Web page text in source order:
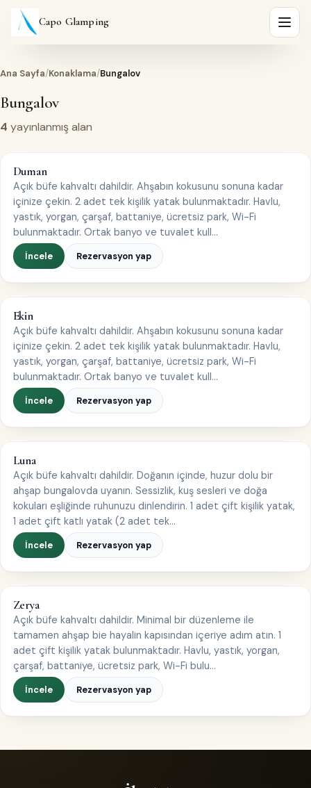
Capo Glamping
Ana Sayfa/Konaklama/Bungalov
Bungalov
4 yayınlanmış alan
1–2 kişi
Duman
Açık büfe kahvaltı dahildir. Ahşabın kokusunu sonuna kadar
içinize çekin. 2 adet tek kişilik yatak bulunmaktadır. Havlu,
yastık, yorgan, çarşaf, battaniye, ücretsiz park, Wi-Fi
bulunmaktadır. Ortak banyo ve tuvalet kull…
İncele Rezervasyon yap
1–2 kişi
Ekin
Açık büfe kahvaltı dahildir. Ahşabın kokusunu sonuna kadar
içinize çekin. 2 adet tek kişilik yatak bulunmaktadır. Havlu,
yastık, yorgan, çarşaf, battaniye, ücretsiz park, Wi-Fi
bulunmaktadır. Ortak banyo ve tuvalet kull…
İncele Rezervasyon yap
2–4 kişi
Luna
Açık büfe kahvaltı dahildir. Doğanın içinde, huzur dolu bir
ahşap bungalovda uyanın. Sessizlik, kuş sesleri ve doğa
kokuları eşliğinde ruhunuzu dinlendirin. 1 adet çift kişilik yatak,
1 adet çift katlı yatak (2 adet tek…
İncele Rezervasyon yap
Zerya
Açık büfe kahvaltı dahildir. Minimal bir düzenleme ile
tamamen ahşap bie hayalin kapısından içeriye adım atın. 1
adet çift kişilik yatak bulunmaktadır. Havlu, yastık, yorgan,
çarşaf, battaniye, ücretsiz park, Wi-Fi bulu…
İncele Rezervasyon yap